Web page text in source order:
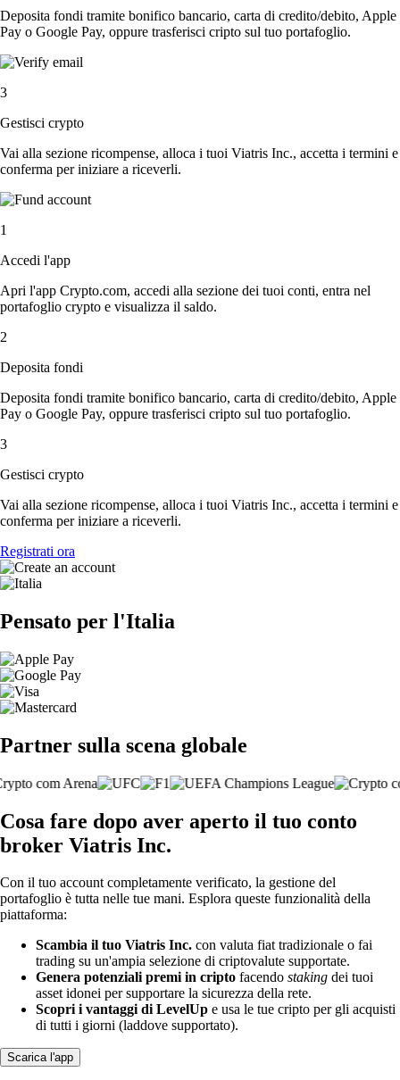
Deposita fondi tramite bonifico bancario, carta di credito/debito, Apple
Pay o Google Pay, oppure trasferisci cripto sul tuo portafoglio.
3
Gestisci crypto
Vai alla sezione ricompense, alloca i tuoi Viatris Inc., accetta i termini e
conferma per iniziare a riceverli.
1
Accedi l'app
Apri l'app Crypto.com, accedi alla sezione dei tuoi conti, entra nel
portafoglio crypto e visualizza il saldo.
2
Deposita fondi
Deposita fondi tramite bonifico bancario, carta di credito/debito, Apple
Pay o Google Pay, oppure trasferisci cripto sul tuo portafoglio.
3
Gestisci crypto
Vai alla sezione ricompense, alloca i tuoi Viatris Inc., accetta i termini e
conferma per iniziare a riceverli.
Registrati ora
Pensato per l'Italia
Partner sulla scena globale
Cosa fare dopo aver aperto il tuo conto
broker Viatris Inc.
Con il tuo account completamente verificato, la gestione del
portafoglio è tutta nelle tue mani. Esplora queste funzionalità della
piattaforma:
Scambia il tuo Viatris Inc. con valuta fiat tradizionale o fai
trading su un'ampia selezione di criptovalute supportate.
Genera potenziali premi in cripto facendo staking dei tuoi
asset idonei per supportare la sicurezza della rete.
Scopri i vantaggi di LevelUp e usa le tue cripto per gli acquisti
di tutti i giorni (laddove supportato).
Scarica l'app